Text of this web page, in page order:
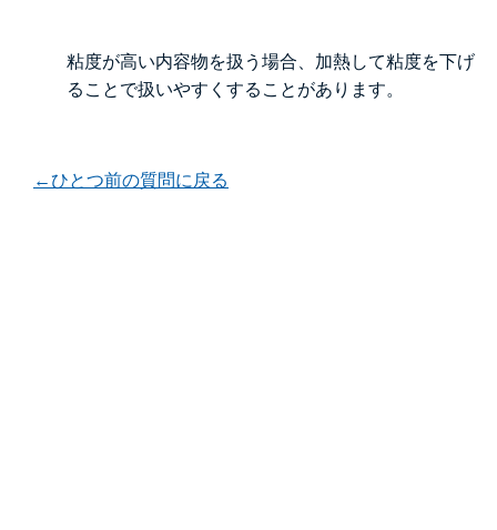
粘度が高い内容物を扱う場合、加熱して粘度を下げ
ることで扱いやすくすることがあります。
←ひとつ前の質問に戻る